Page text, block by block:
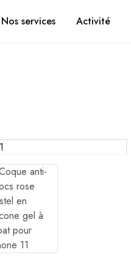
Nos services Activité